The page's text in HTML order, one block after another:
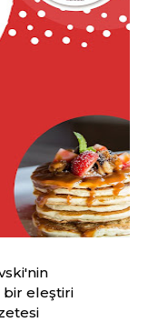
bir eleştiri